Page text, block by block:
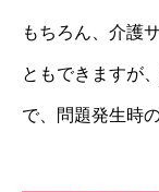
もちろん、介護
ともできますが
で、問題発生時